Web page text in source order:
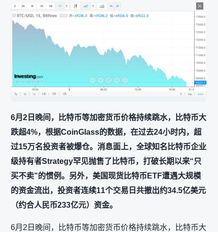
6月2日晚间，比特币等加密货币价格持续跳水，比特币大
跌超4%，根据CoinGlass的数据，在过去24小时内，超
过15万名投资者被爆仓。消息面上，全球知名比特币企业
级持有者Strategy罕见抛售了比特币，打破长期以来“只
买不卖”的惯例。另外，美国现货比特币ETF遭遇大规模
的资金流出，投资者连续11个交易日共撤出约34.5亿美元
（约合人民币233亿元）资金。
6月2日晚间，比特币等加密货币价格持续跳水，比特币大